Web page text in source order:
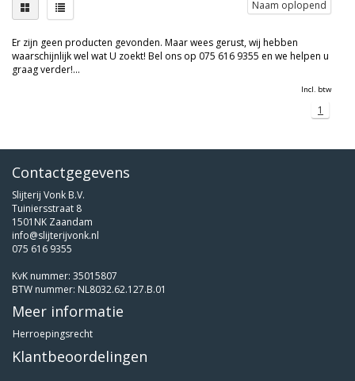
Naam oplopend
Er zijn geen producten gevonden. Maar wees gerust, wij hebben
waarschijnlijk wel wat U zoekt! Bel ons op 075 616 9355 en we helpen u
graag verder!...
Incl. btw
1
Contactgegevens
Slijterij Vonk B.V.
Tuiniersstraat 8
1501NK Zaandam
info@slijterijvonk.nl
075 616 9355
KvK nummer: 35015807
BTW nummer: NL8032.62.127.B.01
Meer informatie
Herroepingsrecht
Klantbeoordelingen